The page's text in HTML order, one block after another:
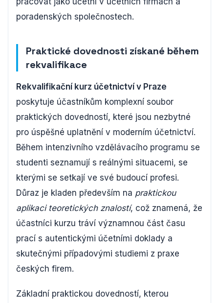
poradenských společnostech.
Praktické dovednosti získané během
rekvalifikace
Rekvalifikační kurz účetnictví v Praze
poskytuje účastníkům komplexní soubor
praktických dovedností, které jsou nezbytné
pro úspěšné uplatnění v moderním účetnictví.
Během intenzivního vzdělávacího programu se
studenti seznamují s reálnými situacemi, se
kterými se setkají ve své budoucí profesi.
Důraz je kladen především na praktickou
aplikaci teoretických znalostí, což znamená, že
účastníci kurzu tráví významnou část času
prací s autentickými účetními doklady a
skutečnými případovými studiemi z praxe
českých firem.
Základní praktickou dovedností, kterou